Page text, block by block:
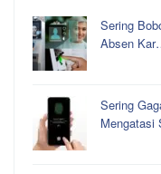
Sering
Absen
Sering